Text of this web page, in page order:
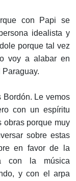
con Papi se
idealista y
porque tal vez
voy a alabar en
Bordón. Le vemos
con un espíritu
obras porque muy
sobre estas
en favor de la
con la música
y con el arpa